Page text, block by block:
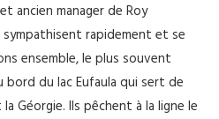
ancien manager de Roy
sympathisent rapidement et se
ensemble, le plus souvent
bord du lac Eufaula qui sert de
Géorgie. Ils pêchent à la ligne le